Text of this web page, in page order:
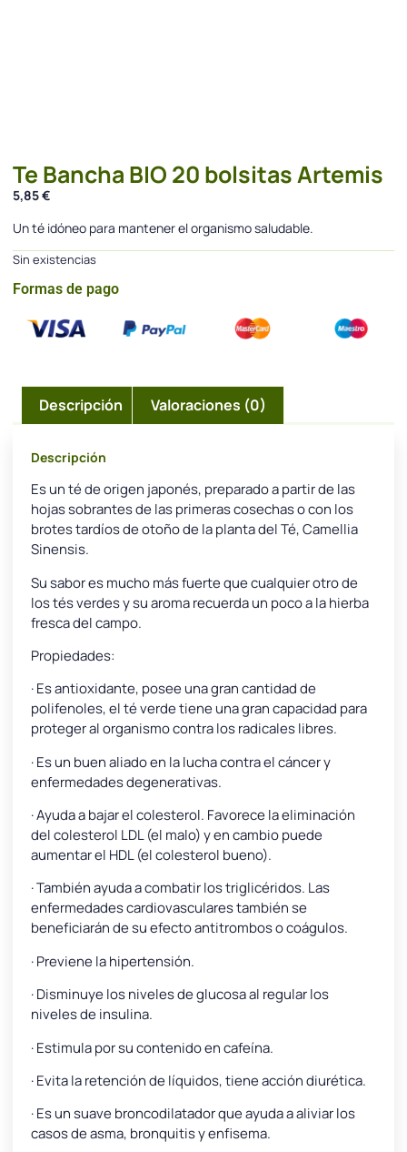
Te Bancha BIO 20 bolsitas Artemis
5,85€
Un té idóneo para mantener el organismo saludable.
Sin existencias
Formas de pago
Descripción Valoraciones (0)
Descripción
Es un té de origen japonés, preparado a partir de las
hojas sobrantes de las primeras cosechas o con los
brotes tardíos de otoño de la planta del Té, Camellia
Sinensis.
Su sabor es mucho más fuerte que cualquier otro de
los tés verdes y su aroma recuerda un poco a la hierba
fresca del campo.
Propiedades:
· Es antioxidante, posee una gran cantidad de
polifenoles, el té verde tiene una gran capacidad para
proteger al organismo contra los radicales libres.
· Es un buen aliado en la lucha contra el cáncer y
enfermedades degenerativas.
· Ayuda a bajar el colesterol. Favorece la eliminación
del colesterol LDL (el malo) y en cambio puede
aumentar el HDL (el colesterol bueno).
· También ayuda a combatir los triglicéridos. Las
enfermedades cardiovasculares también se
beneficiarán de su efecto antitrombos o coágulos.
· Previene la hipertensión.
· Disminuye los niveles de glucosa al regular los
niveles de insulina.
· Estimula por su contenido en cafeína.
· Evita la retención de líquidos, tiene acción diurética.
· Es un suave broncodilatador que ayuda a aliviar los
casos de asma, bronquitis y enfisema.